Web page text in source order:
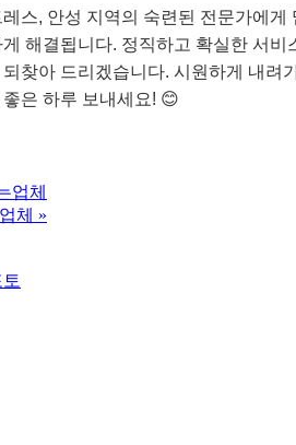
스, 안성 지역의 숙련된 전문가에게
해결됩니다. 정직하고 확실한 서비
찾아 드리겠습니다. 시원하게 내려
은 하루 보내세요! 😊
업체
체 »